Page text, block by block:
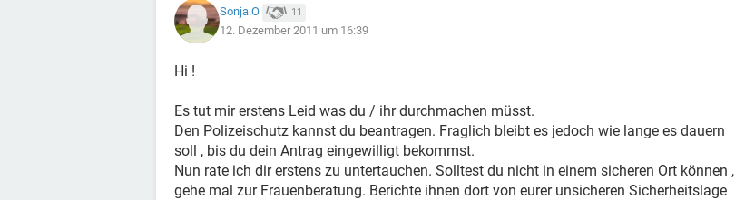
Sonja.O 11
12. Dezember 2011 um 16:39
Hi !
Es tut mir erstens Leid was du / ihr durchmachen müsst.
Den Polizeischutz kannst du beantragen. Fraglich bleibt es jedoch wie lange es dauern
soll , bis du dein Antrag eingewilligt bekommst.
Nun rate ich dir erstens zu untertauchen. Solltest du nicht in einem sicheren Ort können ,
gehe mal zur Frauenberatung. Berichte ihnen dort von eurer unsicheren Sicherheitslage